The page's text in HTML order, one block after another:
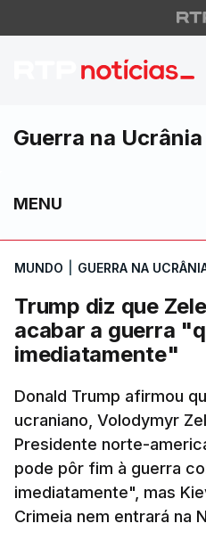
Trump diz
Guerra na Ucrânia
MENU
MUNDO GUERRA NA
Trump diz que
acabar a guerra
imediatamente"
Donald Trump afirmou
ucraniano, Volodymyr
Presidente norte-
pode pôr fim à guerra
imediatamente", mas
Crimeia nem entrará na